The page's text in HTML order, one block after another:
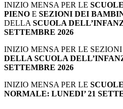
INIZIO MENSA PER LE
PIENO E SEZIONI DEI
DELLA SCUOLA
SETTEMBRE 2026
INIZIO MENSA PER LE
DELLA SCUOLA
SETTEMBRE 2026
INIZIO MENSA PER LE
NORMALE: LUNEDI’ 21